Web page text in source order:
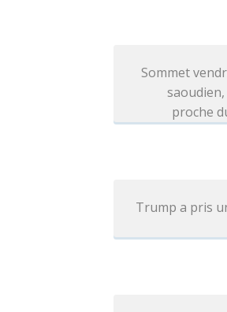
Sommet
proche
Trump a pris